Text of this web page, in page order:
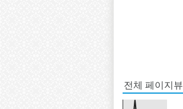
전체 페이지뷰